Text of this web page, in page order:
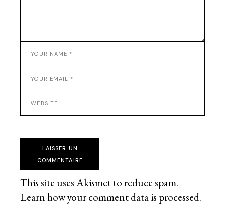
LAISSER UN
COMMENTAIRE
This site uses Akismet to reduce spam.
Learn how your comment data is processed.